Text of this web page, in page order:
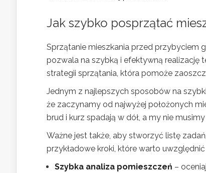
Jak szybko posprzątać
Sprzątanie mieszkania przed przybyciem
pozwala na szybką i efektywną realizację
strategii sprzątania, która pomoże
Jednym z najlepszych sposobów na
że zaczynamy od najwyżej położonych
brud i kurz spadają w dół, a my nie
Ważne jest także, aby stworzyć listę
przykładowe kroki, które warto
Szybka analiza pomieszczeń –